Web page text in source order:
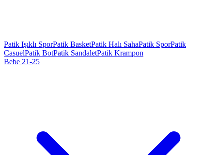
Patik Işıklı SporPatik BasketPatik Halı SahaPatik SporPatik
CasuelPatik BotPatik SandaletPatik Krampon
Bebe 21-25